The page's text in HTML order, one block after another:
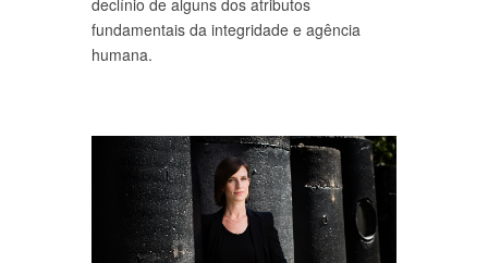
declínio de alguns dos atributos
fundamentais da integridade e agência
humana.